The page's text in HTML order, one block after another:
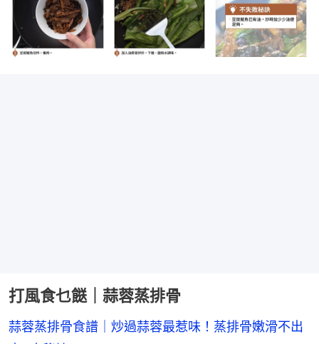
打風食乜餸｜蒜蓉蒸排骨
蒜蓉蒸排骨食譜｜炒過蒜蓉最惹味！蒸排骨嫩滑不出